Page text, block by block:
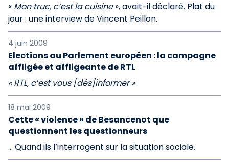
« Mon truc, c’est la cuisine», avait-il déclaré. Plat du
jour : une interview de Vincent Peillon.
4 juin 2009
Elections au Parlement européen : la campagne
affligée et affligeante de RTL
« RTL, c’est vous [dés]informer »
18 mai 2009
Cette « violence » de Besancenot que
questionnent les questionneurs
… Quand ils l’interrogent sur la situation sociale.